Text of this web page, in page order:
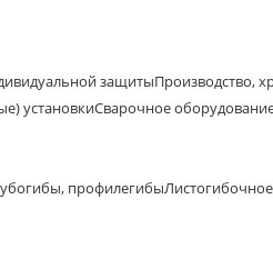
защитыПроизводство,
установкиСварочное
профилегибы